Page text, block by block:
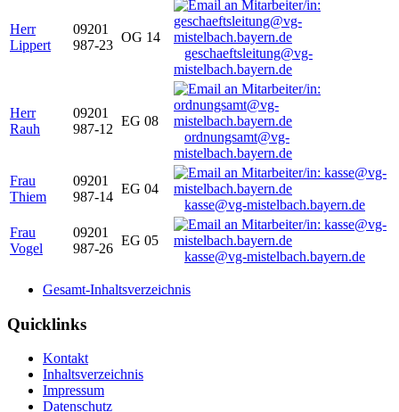
Herr
Lippert
09201
987-23
OG 14
geschaeftsleitung@vg-
mistelbach.bayern.de
Herr
Rauh
09201
987-12
EG 08
ordnungsamt@vg-
mistelbach.bayern.de
Frau
Thiem
09201
987-14
EG 04
kasse@vg-mistelbach.bayern.de
Frau
Vogel
09201
987-26
EG 05
kasse@vg-mistelbach.bayern.de
Gesamt-Inhaltsverzeichnis
Quicklinks
Kontakt
Inhaltsverzeichnis
Impressum
Datenschutz